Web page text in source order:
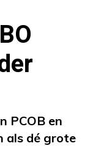
PCOB en
als dé grote